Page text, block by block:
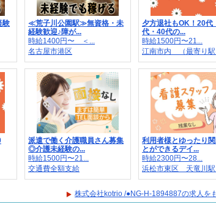
験
≪荒子川公園駅≫無資格・未
経験歓迎♪障が...
時給1400円〜 ＜...
名古屋市港区
夕方退社もOK！20代
代・40代の...
時給1500円〜21...
江南市内 （最寄り駅
派遣で働く介護職員さん募集
◎介護未経験の...
時給1500円〜21...
交通費全額支給
利用者様とゆったり
とができるデイ...
時給2300円〜28...
浜松市東区 天竜川駅
株式会社kotrio /●NG-H-1894887の求人を